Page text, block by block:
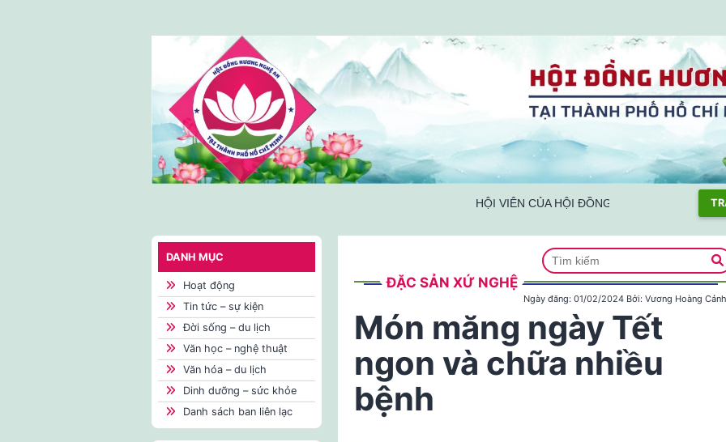
HỘI VIÊN CỦA HỘI ĐỒNG HƯƠNG NGHỆ AN TẠI
DANH MỤC
Hoạt động
Tin tức – sự kiện
Đời sống – du lịch
Văn học – nghệ thuật
Văn hóa – du lịch
Dinh dưỡng – sức khỏe
Danh sách ban liên lạc
ĐẶC SẢN XỨ NGHỆ
Ngày đăng: 01/02/2024 Bởi: Vương Hoàng Cảnh
Món măng ngày Tết
ngon và chữa nhiều
bệnh